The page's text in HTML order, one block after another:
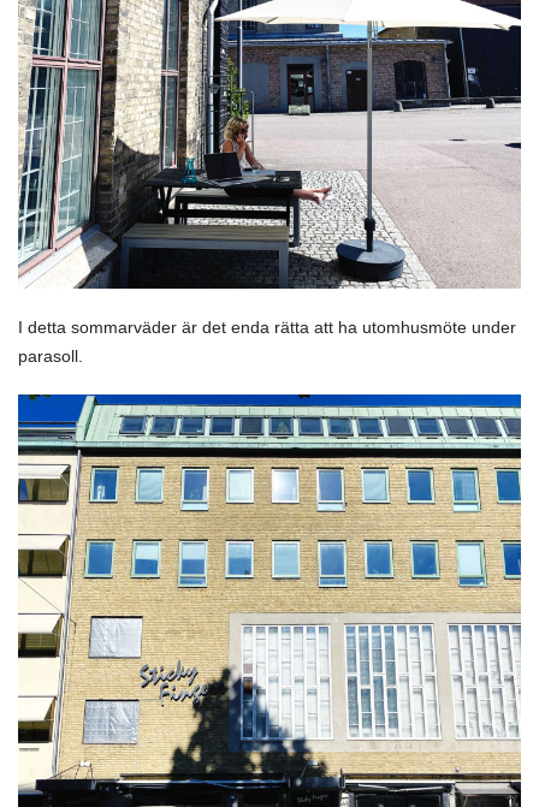
I detta sommarväder är det enda rätta att ha utomhusmöte under
parasoll.